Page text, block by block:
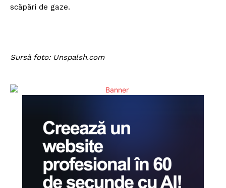
scăpări de gaze.
Sursă foto: Unspalsh.com